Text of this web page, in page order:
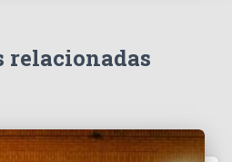
relacionadas